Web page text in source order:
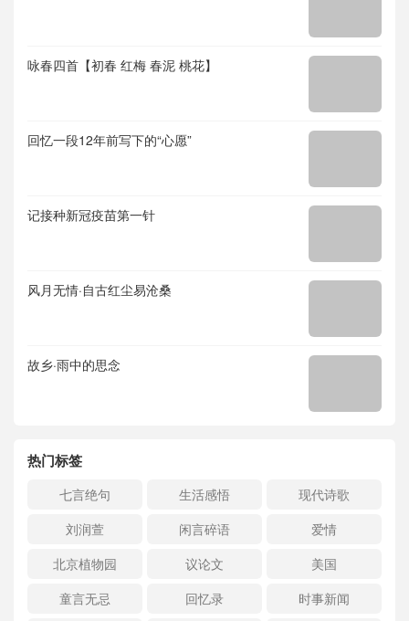
咏春四首【初春 红梅 春泥 桃花】
回忆一段12年前写下的“心愿”
记接种新冠疫苗第一针
风月无情·自古红尘易沧桑
故乡·雨中的思念
热门标签
七言绝句 生活感悟
现代诗歌
刘润萱
闲言碎语
爱情
北京植物园
议论文
美国
童言无忌
回忆录 时事新闻